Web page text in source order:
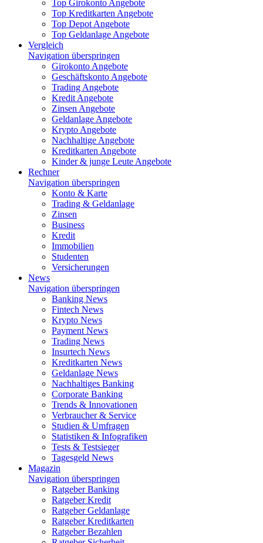
Top Girokonto Angebote
Top Kreditkarten Angebote
Top Depot Angebote
Top Geldanlage Angebote
Vergleich
Navigation überspringen
Girokonto Angebote
Geschäftskonto Angebote
Trading Angebote
Kredit Angebote
Zinsen Angebote
Geldanlage Angebote
Krypto Angebote
Nachhaltige Angebote
Kreditkarten Angebote
Kinder & junge Leute Angebote
Rechner
Navigation überspringen
Konto & Karte
Trading & Geldanlage
Zinsen
Business
Kredit
Immobilien
Studenten
Versicherungen
News
Navigation überspringen
Banking News
Fintech News
Krypto News
Payment News
Trading News
Insurtech News
Kreditkarten News
Geldanlage News
Nachhaltiges Banking
Corporate Banking
Trends & Innovationen
Verbraucher & Service
Studien & Umfragen
Statistiken & Infografiken
Tests & Testsieger
Tagesgeld News
Magazin
Navigation überspringen
Ratgeber Banking
Ratgeber Kredit
Ratgeber Geldanlage
Ratgeber Kreditkarten
Ratgeber Bezahlen